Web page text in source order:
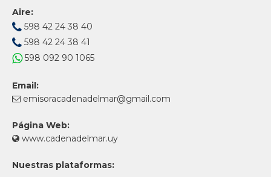
Aire:
598 42 24 38 40
598 42 24 38 41
598 092 90 1065
Email:
emisoracadenadelmar@gmail.com
Página Web:
www.cadenadelmar.uy
Nuestras plataformas: